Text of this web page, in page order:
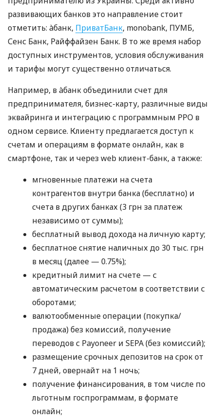
развивающих банков это направление стоит
отметить: àбанк, ПриватБанк, monobank, ПУМБ,
Сенс Банк, Райффайзен Банк. В то же время набор
доступных инструментов, условия обслуживания
и тарифы могут существенно отличаться.
Например, в àбанк объединили счет для
предпринимателя, бизнес-карту, различные виды
эквайринга и интеграцию с программным РРО в
одном сервисе. Клиенту предлагается доступ к
счетам и операциям в формате онлайн, как в
смартфоне, так и через web клиент-банк, а также:
мгновенные платежи на счета
контрагентов внутри банка (бесплатно) и
счета в других банках (3 грн за платеж
независимо от суммы);
бесплатный вывод дохода на личную карту;
бесплатное снятие наличных до 30 тыс. грн
в месяц (далее — 0.75%);
кредитный лимит на счете — с
автоматическим расчетом в соответствии с
оборотами;
валютообменные операции (покупка/
продажа) без комиссий, получение
переводов с Payoneer и SEPA (без комиссий);
размещение срочных депозитов на срок от
7 дней, овернайт на 1 ночь;
получение финансирования, в том числе по
льготным госпрограммам, в формате
онлайн;